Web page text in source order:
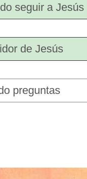
seguir a Jesús
de Jesús
preguntas